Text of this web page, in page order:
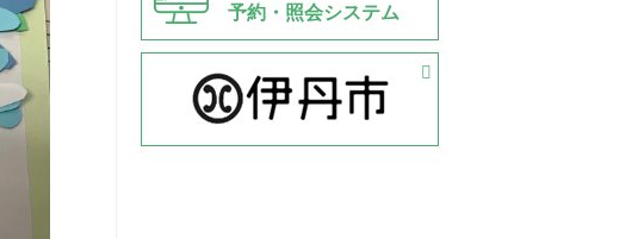
予約・照会システム